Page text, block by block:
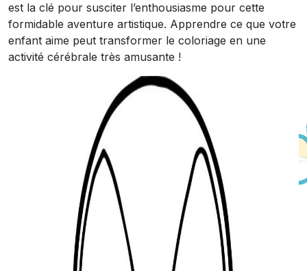
est la clé pour susciter l’enthousiasme pour cette
formidable aventure artistique. Apprendre ce que votre
enfant aime peut transformer le coloriage en une
activité cérébrale très amusante !